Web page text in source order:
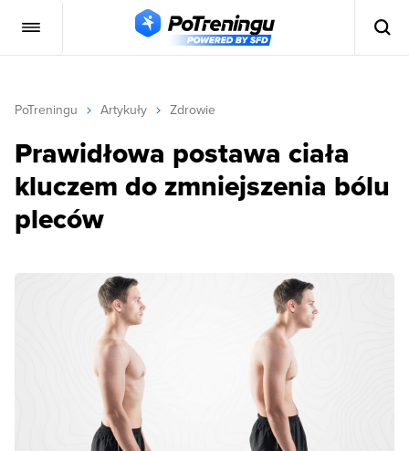
PoTreningu Artykuły Zdrowie
Prawidłowa postawa ciała
kluczem do zmniejszenia bólu
pleców